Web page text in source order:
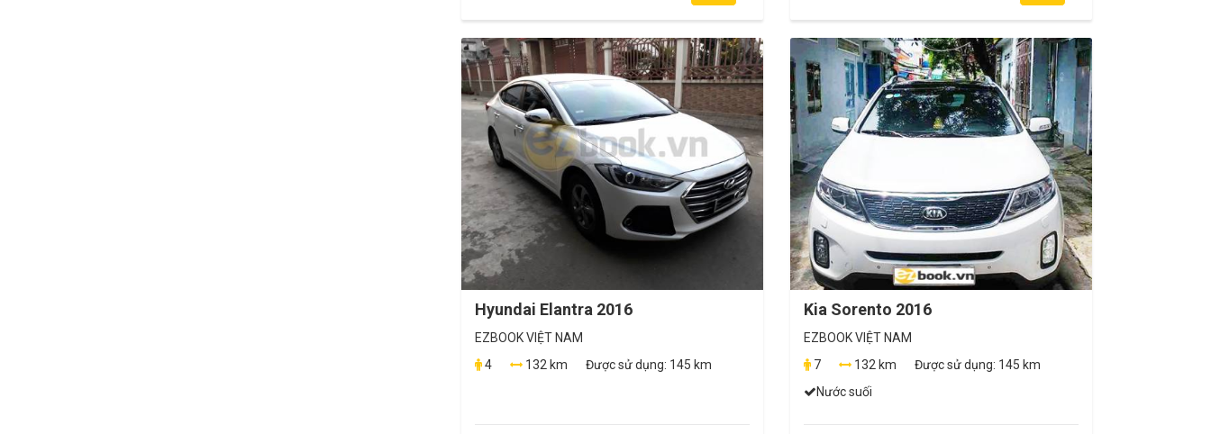
Hyundai Elantra 2016
EZBOOK VIỆT NAM
4
132 km Được sử dụng: 145 km
Kia Sorento 2016
EZBOOK VIỆT NAM
7
132 km Được sử dụng: 145 km
Nước suối